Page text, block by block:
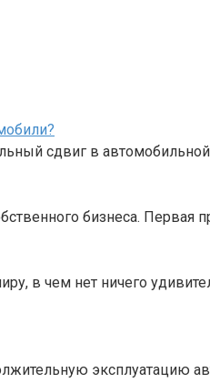
сдвиг в
бизнеса. Первая
в чем нет ничего
эксплуатацию